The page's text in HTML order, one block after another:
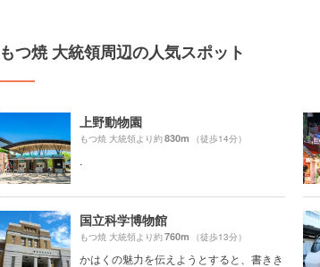
もつ焼 大統領周辺の人気スポット
上野動物園
もつ焼 大統領より約830m （徒歩14分）
.
国立科学博物館
もつ焼 大統領より約760m （徒歩13分）
かはくの魅力を伝えようとすると、書きき